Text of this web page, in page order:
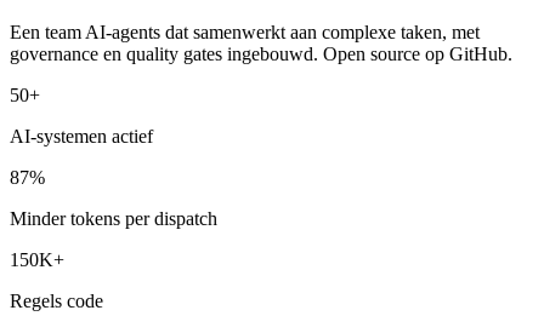
Een team AI-agents dat samenwerkt aan complexe taken, met
governance en quality gates ingebouwd. Open source op GitHub.
50+
AI-systemen actief
87%
Minder tokens per dispatch
150K+
Regels code